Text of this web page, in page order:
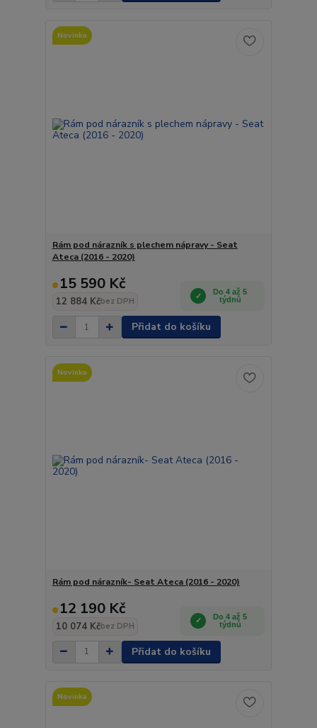
Novinka
Rám pod nárazník s plechem nápravy - Seat
Ateca (2016 - 2020)
15 590 Kč
12 884 Kčbez DPH
Do 4 až 5
týdnů
Přidat do košíku
Novinka
Rám pod nárazník- Seat Ateca (2016 - 2020)
12 190 Kč
10 074 Kčbez DPH
Do 4 až 5
týdnů
Přidat do košíku
Novinka